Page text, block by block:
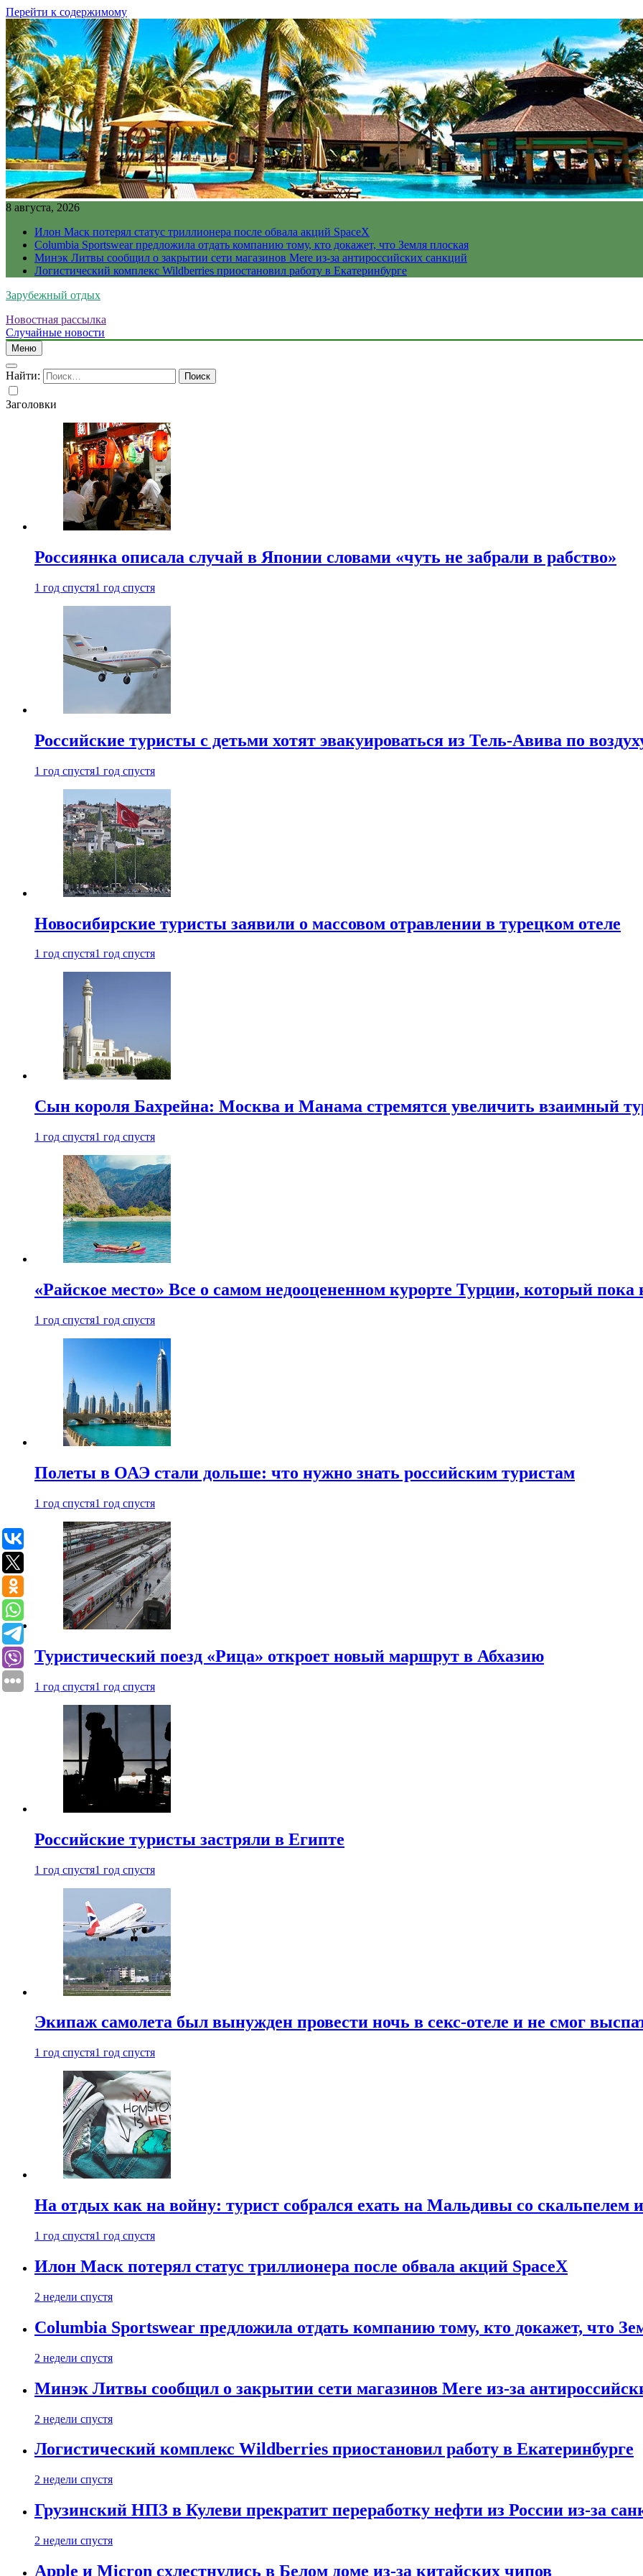
Перейти к содержимому
8 августа, 2026
Илон Маск потерял статус триллионера после обвала акций SpaceX
Columbia Sportswear предложила отдать компанию тому, кто докажет, что Земля плоская
Минэк Литвы сообщил о закрытии сети магазинов Mere из-за антироссийских санкций
Логистический комплекс Wildberries приостановил работу в Екатеринбурге
Зарубежный отдых
Новостная рассылка
Случайные новости
Меню
Найти:
Заголовки
Россиянка описала случай в Японии словами «чуть не забрали в рабство»
1 год спустя1 год спустя
Российские туристы с детьми хотят эвакуироваться из Тель-Авива по
1 год спустя1 год спустя
Новосибирские туристы заявили о массовом отравлении в турецком отеле
1 год спустя1 год спустя
Сын короля Бахрейна: Москва и Манама стремятся увеличить взаимный
1 год спустя1 год спустя
«Райское место» Все о самом недооцененном курорте Турции, который пока
1 год спустя1 год спустя
Полеты в ОАЭ стали дольше: что нужно знать российским туристам
1 год спустя1 год спустя
Туристический поезд «Рица» откроет новый маршрут в Абхазию
1 год спустя1 год спустя
Российские туристы застряли в Египте
1 год спустя1 год спустя
Экипаж самолета был вынужден провести ночь в секс-отеле и не смог
1 год спустя1 год спустя
На отдых как на войну: турист собрался ехать на Мальдивы со скальпелем
1 год спустя1 год спустя
Илон Маск потерял статус триллионера после обвала акций SpaceX
2 недели спустя
Columbia Sportswear предложила отдать компанию тому, кто докажет, что
2 недели спустя
Минэк Литвы сообщил о закрытии сети магазинов Mere из-за
2 недели спустя
Логистический комплекс Wildberries приостановил работу в Екатеринбурге
2 недели спустя
Грузинский НПЗ в Кулеви прекратит переработку нефти из России из-за
2 недели спустя
Apple и Micron схлестнулись в Белом доме из-за китайских чипов